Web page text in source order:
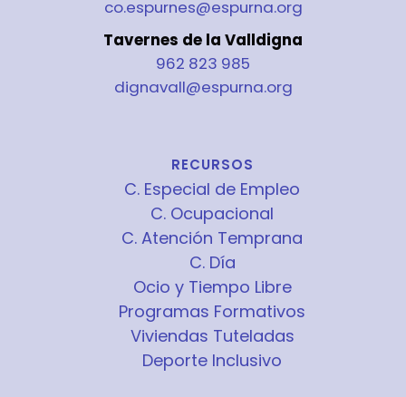
co.espurnes@espurna.org
Tavernes de la Valldigna
962 823 985
dignavall@espurna.org
RECURSOS
C. Especial de Empleo
C. Ocupacional
C. Atención Temprana
C. Día
Ocio y Tiempo Libre
Programas Formativos
Viviendas Tuteladas
Deporte Inclusivo